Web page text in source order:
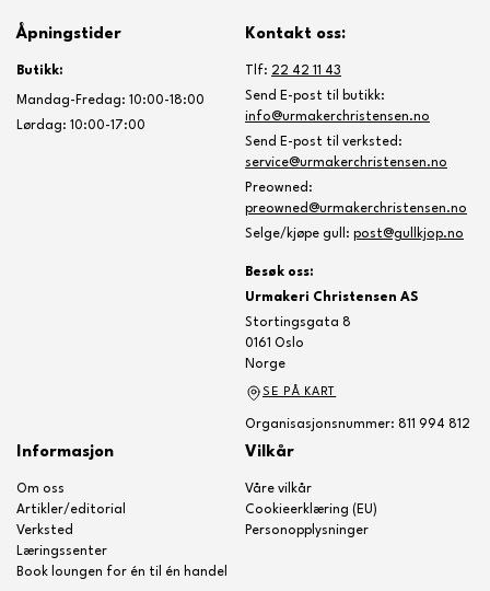
Åpningstider
Butikk:
Mandag-Fredag: 10:00-18:00
Lørdag: 10:00-17:00
Kontakt oss:
Tlf: 22 42 11 43
Send E-post til butikk:
info@urmakerchristensen.no
Send E-post til verksted:
service@urmakerchristensen.no
Preowned:
preowned@urmakerchristensen.no
Selge/kjøpe gull: post@gullkjop.no
Besøk oss:
Urmakeri Christensen AS
Stortingsgata 8
0161 Oslo
Norge
SE PÅ KART
Organisasjonsnummer: 811 994 812
Informasjon
Om oss
Artikler/editorial
Verksted
Læringssenter
Book loungen for én til én handel
Vilkår
Våre vilkår
Cookieerklæring (EU)
Personopplysninger